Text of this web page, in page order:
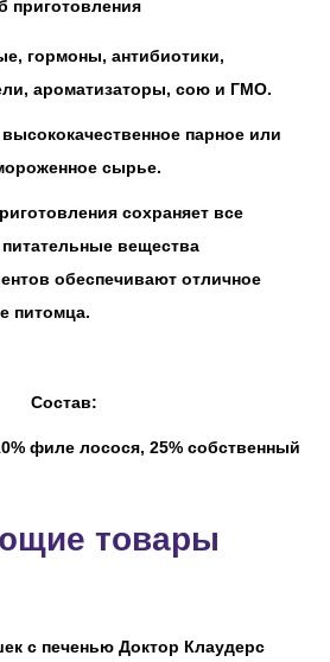
приготовления
гормоны, антибиотики,
ароматизаторы, сою и ГМО.
парное или
сырье.
сохраняет все
вещества
обеспечивают отличное
питомца.
Состав:
филе лосося, 25% собственный
товары
с печенью Доктор Клаудерс